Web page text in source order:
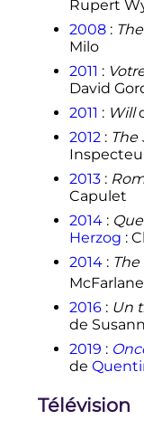
Rupert
2008 :
Milo
2011 :
David
2011 : Will
2012 : The
2013 :
Capulet
2014 :
Herzog :
2014 :
McFarlane
2016 : Un
de
2019 :
de
Télévision